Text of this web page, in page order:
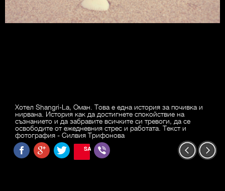
Хотел Shangri-La, Оман. Това е една история за почивка и
нирвана. История как да достигнете спокойствие на
съзнанието и да забравите всичките си тревоги, да се
освободите от ежедневния стрес и работата. Текст и
фотография - Силвия Трифонова
SAVE